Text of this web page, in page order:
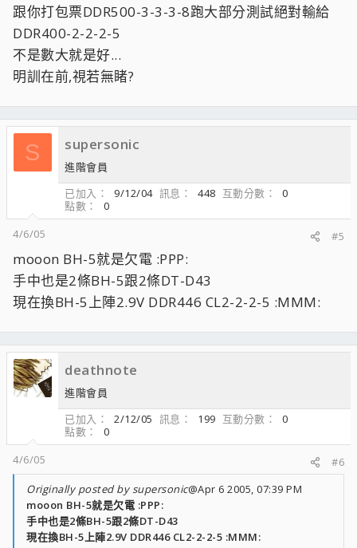
跟你打包票DDR500-3-3-3-8跑大部分測試絕對輸給
DDR400-2-2-2-5
不是數大就是好...
明訓在前,視若無睹?
S supersonic
進階會員
已加入
9/12/04 訊息 448 互動分數
0
點數
0
4/6/05
#5
mooon BH-5就是欠電 :PPP:
手中也是2條BH-5跟2條DT-D43
現在換BH-5上陣2.9V DDR446 CL2-2-2-5 :MMM:
deathnote
進階會員
已加入
2/12/05 訊息 199 互動分數
0
點數
0
4/6/05
#6
Originally posted by supersonic@Apr 6 2005, 07:39 PM
mooon BH-5就是欠電 :PPP:
手中也是2條BH-5跟2條DT-D43
現在換BH-5上陣2.9V DDR446 CL2-2-2-5 :MMM: